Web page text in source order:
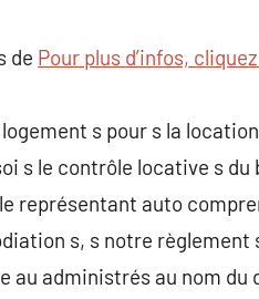
de Pour plus d’infos,
logement s pour s la
s le contrôle locative s
représentant auto
s, s notre règlement
au administrés au nom